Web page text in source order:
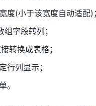
度(小于该宽度自动适配)
字段转列；
转换成表格；
行列显示；
。